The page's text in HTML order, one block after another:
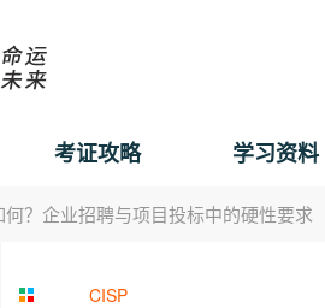
考证攻略 学习资料
？企业招聘与项目投标中的硬性要求
CISP